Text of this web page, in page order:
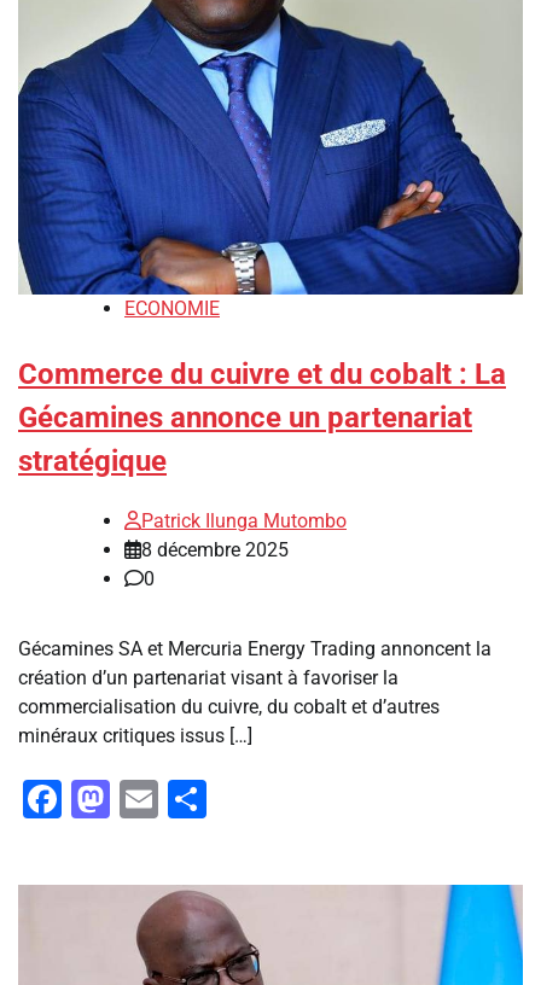
ECONOMIE
Commerce du cuivre et du cobalt : La
Gécamines annonce un partenariat
stratégique
Patrick Ilunga Mutombo
8 décembre 2025
0
Gécamines SA et Mercuria Energy Trading annoncent la
création d’un partenariat visant à favoriser la
commercialisation du cuivre, du cobalt et d’autres
minéraux critiques issus […]
Facebook
Mastodon
Email